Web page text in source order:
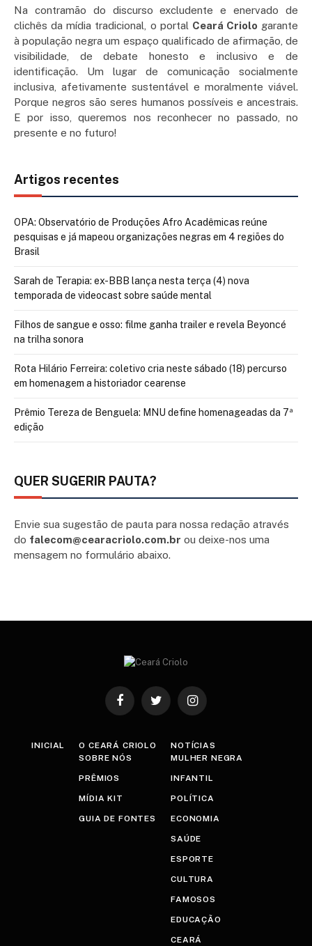
Na contramão do discurso excludente e enervado de
clichês da mídia tradicional, o portal Ceará Criolo garante
à população negra um espaço qualificado de afirmação, de
visibilidade, de debate honesto e inclusivo e de
identificação. Um lugar de comunicação socialmente
inclusiva, afetivamente sustentável e moralmente viável.
Porque negros são seres humanos possíveis e ancestrais.
E por isso, queremos nos reconhecer no passado, no
presente e no futuro!
Artigos recentes
OPA: Observatório de Produções Afro Acadêmicas reúne
pesquisas e já mapeou organizações negras em 4 regiões do
Brasil
Sarah de Terapia: ex-BBB lança nesta terça (4) nova
temporada de videocast sobre saúde mental
Filhos de sangue e osso: filme ganha trailer e revela Beyoncé
na trilha sonora
Rota Hilário Ferreira: coletivo cria neste sábado (18) percurso
em homenagem a historiador cearense
Prêmio Tereza de Benguela: MNU define homenageadas da 7ª
edição
QUER SUGERIR PAUTA?
Envie sua sugestão de pauta para nossa redação através
do falecom@cearacriolo.com.br ou deixe-nos uma
mensagem no formulário abaixo.
FacebookTwitter Instagram
INICIAL
O CEARÁ CRIOLO
SOBRE NÓS
PRÊMIOS
MÍDIA KIT
GUIA DE FONTES
NOTÍCIAS
MULHER NEGRA
INFANTIL
POLÍTICA
ECONOMIA
SAÚDE
ESPORTE
CULTURA
FAMOSOS
EDUCAÇÃO
CEARÁ